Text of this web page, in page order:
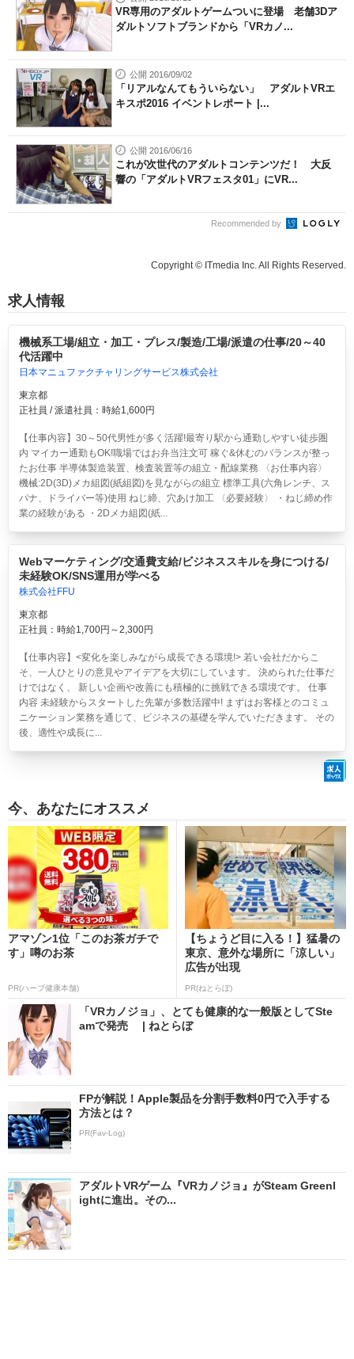
VR専用のアダルトゲームついに登場 老舗3Dア
ダルトソフトブランドから「VRカノ...
公開 2016/09/02
「リアルなんてもういらない」 アダルトVRエ
キスポ2016 イベントレポート |...
公開 2016/06/16
これが次世代のアダルトコンテンツだ！ 大反
響の「アダルトVRフェスタ01」にVR...
Recommended by
Copyright © ITmedia Inc. All Rights Reserved.
求人情報
機械系工場/組立・加工・プレス/製造/工場/派遣の仕事/20～40
代活躍中
日本マニュファクチャリングサービス株式会社
東京都
正社員 / 派遣社員：時給1,600円
【仕事内容】30～50代男性が多く活躍!最寄り駅から通勤しやすい徒歩圏
内 マイカー通勤もOK!職場ではお弁当注文可 稼ぐ&休むのバランスが整っ
たお仕事 半導体製造装置、検査装置等の組立・配線業務 〈お仕事内容〉
機械:2D(3D)メカ組図(紙組図)を見ながらの組立 標準工具(六角レンチ、ス
パナ、ドライバー等)使用 ねじ締、穴あけ加工 〈必要経験〉 ・ねじ締め作
業の経験がある ・2Dメカ組図(紙...
Webマーケティング/交通費支給/ビジネススキルを身につける/
未経験OK/SNS運用が学べる
株式会社FFU
東京都
正社員：時給1,700円～2,300円
【仕事内容】<変化を楽しみながら成長できる環境!> 若い会社だからこ
そ、一人ひとりの意見やアイデアを大切にしています。 決められた仕事だ
けではなく、 新しい企画や改善にも積極的に挑戦できる環境です。 仕事
内容 未経験からスタートした先輩が多数活躍中! まずはお客様とのコミュ
ニケーション業務を通じて、ビジネスの基礎を学んでいただきます。 その
後、適性や成長に...
今、あなたにオススメ
アマゾン1位「このお茶ガチで
す」噂のお茶
PR(ハーブ健康本舗)
【ちょうど目に入る！】猛暑の
東京、意外な場所に「涼しい」
広告が出現
PR(ねとらぼ)
「VRカノジョ」、とても健康的な一般版としてSte
amで発売 | ねとらぼ
FPが解説！Apple製品を分割手数料0円で入手する
方法とは？
PR(Fav-Log)
アダルトVRゲーム『VRカノジョ』がSteam Greenl
ightに進出。その...